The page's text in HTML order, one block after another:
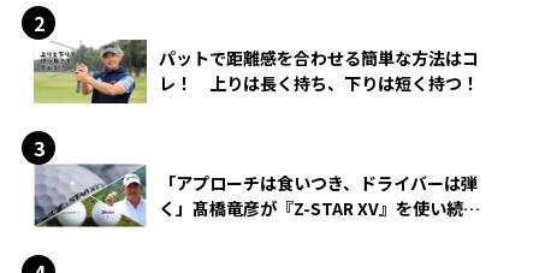
パットで距離感を合わせる簡単な方法はコ
レ！ 上りは長く持ち、下りは短く持つ！
「アプローチは食いつき、ドライバーは弾
く」髙橋竜彦が『Z-STAR XV』を使い続け